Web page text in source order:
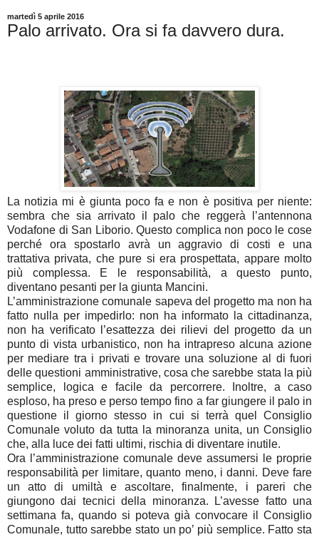
martedì 5 aprile 2016
Palo arrivato. Ora si fa davvero dura.
La notizia mi è giunta poco fa e non è positiva per niente:
sembra che sia arrivato il palo che reggerà l’antennona
Vodafone di San Liborio. Questo complica non poco le cose
perché ora spostarlo avrà un aggravio di costi e una
trattativa privata, che pure si era prospettata, appare molto
più complessa. E le responsabilità, a questo punto,
diventano pesanti per la giunta Mancini.
L’amministrazione comunale sapeva del progetto ma non ha
fatto nulla per impedirlo: non ha informato la cittadinanza,
non ha verificato l’esattezza dei rilievi del progetto da un
punto di vista urbanistico, non ha intrapreso alcuna azione
per mediare tra i privati e trovare una soluzione al di fuori
delle questioni amministrative, cosa che sarebbe stata la più
semplice, logica e facile da percorrere. Inoltre, a caso
esploso, ha preso e perso tempo fino a far giungere il palo in
questione il giorno stesso in cui si terrà quel Consiglio
Comunale voluto da tutta la minoranza unita, un Consiglio
che, alla luce dei fatti ultimi, rischia di diventare inutile.
Ora l’amministrazione comunale deve assumersi le proprie
responsabilità per limitare, quanto meno, i danni. Deve fare
un atto di umiltà e ascoltare, finalmente, i pareri che
giungono dai tecnici della minoranza. L’avesse fatto una
settimana fa, quando si poteva già convocare il Consiglio
Comunale, tutto sarebbe stato un po’ più semplice. Fatto sta